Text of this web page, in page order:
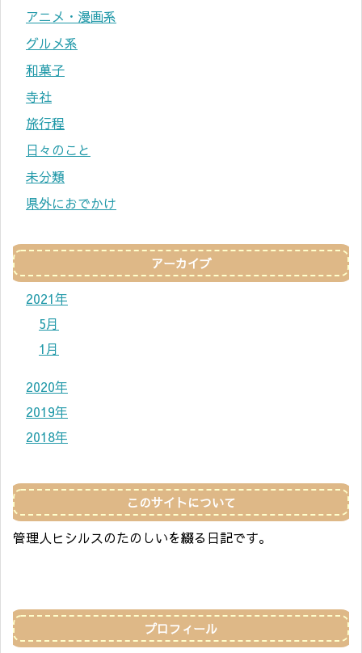
アニメ・漫画系
グルメ系
和菓子
寺社
旅行程
日々のこと
未分類
県外におでかけ
アーカイブ
2021年
5月
1月
2020年
2019年
2018年
このサイトについて
管理人ヒシルスのたのしいを綴る日記です。
プロフィール